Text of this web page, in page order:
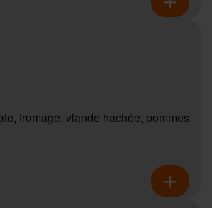
fromage, viande hachée, pommes